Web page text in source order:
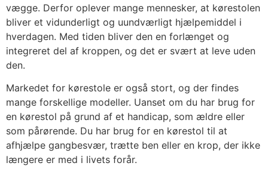
vægge. Derfor oplever mange mennesker, at kørestolen
bliver et vidunderligt og uundværligt hjælpemiddel i
hverdagen. Med tiden bliver den en forlænget og
integreret del af kroppen, og det er svært at leve uden
den.
Markedet for kørestole er også stort, og der findes
mange forskellige modeller. Uanset om du har brug for
en kørestol på grund af et handicap, som ældre eller
som pårørende. Du har brug for en kørestol til at
afhjælpe gangbesvær, trætte ben eller en krop, der ikke
længere er med i livets forår.